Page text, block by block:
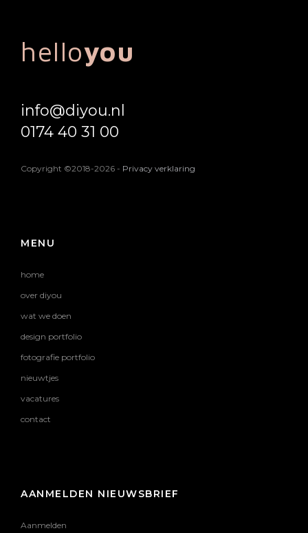
helloyou
info@diyou.nl
0174 40 31 00
Copyright ©2018-2026 - Privacy verklaring
MENU
home
over diyou
wat we doen
design portfolio
fotografie portfolio
nieuwtjes
vacatures
contact
AANMELDEN NIEUWSBRIEF
Aanmelden